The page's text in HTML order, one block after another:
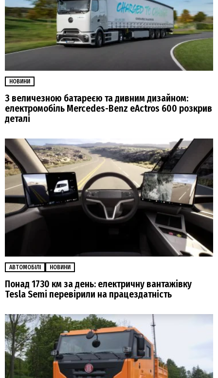
НОВИНИ
З величезною батареєю та дивним дизайном:
електромобіль Mercedes-Benz eActros 600 розкрив
деталі
АВТОМОБІЛІ НОВИНИ
Понад 1730 км за день: електричну вантажівку
Tesla Semi перевірили на працездатність